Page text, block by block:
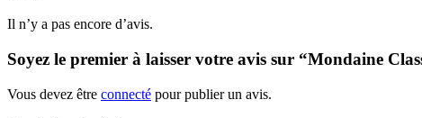
Il n’y a pas encore d’avis.
Soyez le premier à laisser votre avis sur “Mondaine
Vous devez être connecté pour publier un avis.